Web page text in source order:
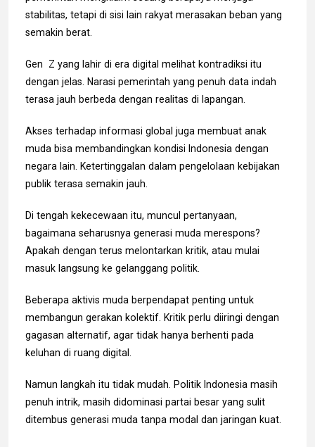
stabilitas, tetapi di sisi lain rakyat merasakan beban yang
semakin berat.
Gen Z yang lahir di era digital melihat kontradiksi itu
dengan jelas. Narasi pemerintah yang penuh data indah
terasa jauh berbeda dengan realitas di lapangan.
Akses terhadap informasi global juga membuat anak
muda bisa membandingkan kondisi Indonesia dengan
negara lain. Ketertinggalan dalam pengelolaan kebijakan
publik terasa semakin jauh.
Di tengah kekecewaan itu, muncul pertanyaan,
bagaimana seharusnya generasi muda merespons?
Apakah dengan terus melontarkan kritik, atau mulai
masuk langsung ke gelanggang politik.
Beberapa aktivis muda berpendapat penting untuk
membangun gerakan kolektif. Kritik perlu diiringi dengan
gagasan alternatif, agar tidak hanya berhenti pada
keluhan di ruang digital.
Namun langkah itu tidak mudah. Politik Indonesia masih
penuh intrik, masih didominasi partai besar yang sulit
ditembus generasi muda tanpa modal dan jaringan kuat.